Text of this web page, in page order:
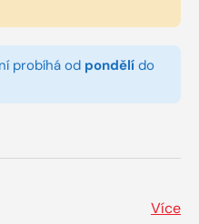
probíhá od pondělí do
Více